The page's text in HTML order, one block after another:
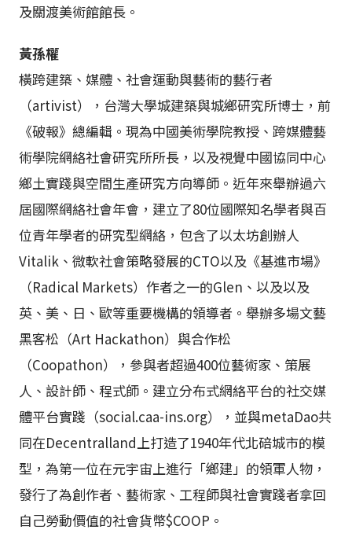
及關渡美術館館長。
黃孫權
橫跨建築、媒體、社會運動與藝術的藝行者
（artivist），台灣大學城建築與城鄉研究所博士，前
《破報》總編輯。現為中國美術學院教授、跨媒體藝
術學院網絡社會研究所所長，以及視覺中國協同中心
鄉土實踐與空間生產研究方向導師。近年來舉辦過六
屆國際網絡社會年會，建立了80位國際知名學者與百
位青年學者的研究型網絡，包含了以太坊創辦人
Vitalik、微軟社會策略發展的CTO以及《基進市場》
（Radical Markets）作者之一的Glen、以及以及
英、美、日、歐等重要機構的領導者。舉辦多場文藝
黑客松（Art Hackathon）與合作松
（Coopathon），參與者超過400位藝術家、策展
人、設計師、程式師。建立分布式網絡平台的社交媒
體平台實踐（social.caa-ins.org），並與metaDao共
同在Decentralland上打造了1940年代北碚城市的模
型，為第一位在元宇宙上進行「鄉建」的領軍人物，
發行了為創作者、藝術家、工程師與社會實踐者拿回
自己勞動價值的社會貨幣$COOP。